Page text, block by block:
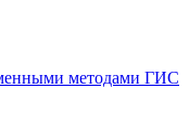
методами ГИС